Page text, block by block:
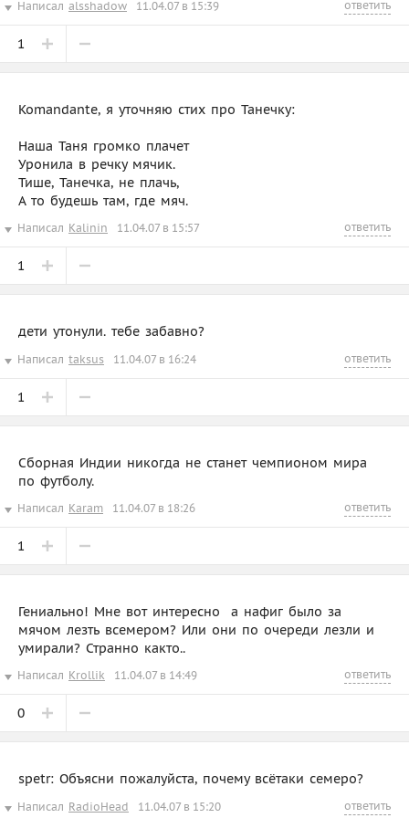
Написал alsshadow 11.04.07 в 15:39 ответить
1
Komandante, я уточняю стих про Танечку:
Наша Таня громко плачет 
Уронила в речку мячик.
Тише, Танечка, не плачь,
А то будешь там, где мяч.
Написал Kalinin 11.04.07 в 15:57 ответить
1
дети утонули. тебе забавно?
Написал taksus 11.04.07 в 16:24 ответить
1
Сборная Индии никогда не станет чемпионом мира
по футболу.
Написал Karam 11.04.07 в 18:26 ответить
1
Гениально! Мне вот интересно  а нафиг было за
мячом лезть всемером? Или они по очереди лезли и
умирали? Странно както..
Написал Krollik 11.04.07 в 14:49 ответить
0
spetr: Объясни пожалуйста, почему всётаки семеро?
Написал RadioHead 11.04.07 в 15:20 ответить